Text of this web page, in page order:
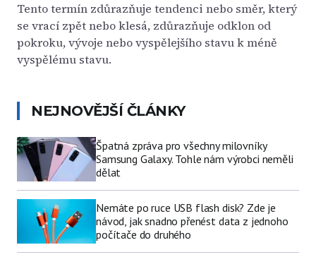
Tento termín zdůrazňuje tendenci nebo směr, který
se vrací zpět nebo klesá, zdůrazňuje odklon od
pokroku, vývoje nebo vyspělejšího stavu k méně
vyspělému stavu.
NEJNOVĚJŠÍ ČLÁNKY
Špatná zpráva pro všechny milovníky
Samsung Galaxy. Tohle nám výrobci neměli
dělat
Nemáte po ruce USB flash disk? Zde je
návod, jak snadno přenést data z jednoho
počítače do druhého